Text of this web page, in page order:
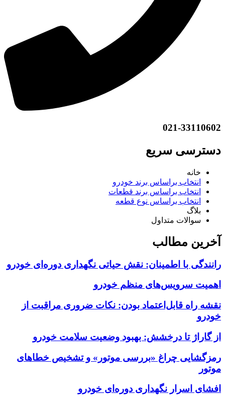
021-33110602
دسترسی سریع
خانه
انتخاب براساس برند خودرو
انتخاب براساس برند قطعات
انتخاب براساس نوع قطعه
بلاگ
سوالات متداول
آخرین مطالب
رانندگی با اطمینان: نقش حیاتی نگهداری دوره‌ای خودرو
اهمیت سرویس‌های منظم خودرو
نقشه راه قابل‌اعتماد بودن: نکات ضروری مراقبت از
خودرو
از گاراژ تا درخشش: بهبود وضعیت سلامت خودرو
رمزگشایی چراغ «بررسی موتور» و تشخیص خطاهای
موتور
افشای اسرار نگهداری دوره‌ای خودرو